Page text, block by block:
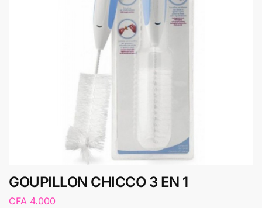
GOUPILLON CHICCO 3 EN 1
CFA 4.000